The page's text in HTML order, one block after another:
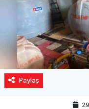
Paylaş
Resmi ilanlar